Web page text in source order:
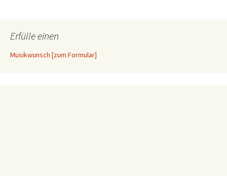
Erfülle einen
Musikwunsch [zum Formular]